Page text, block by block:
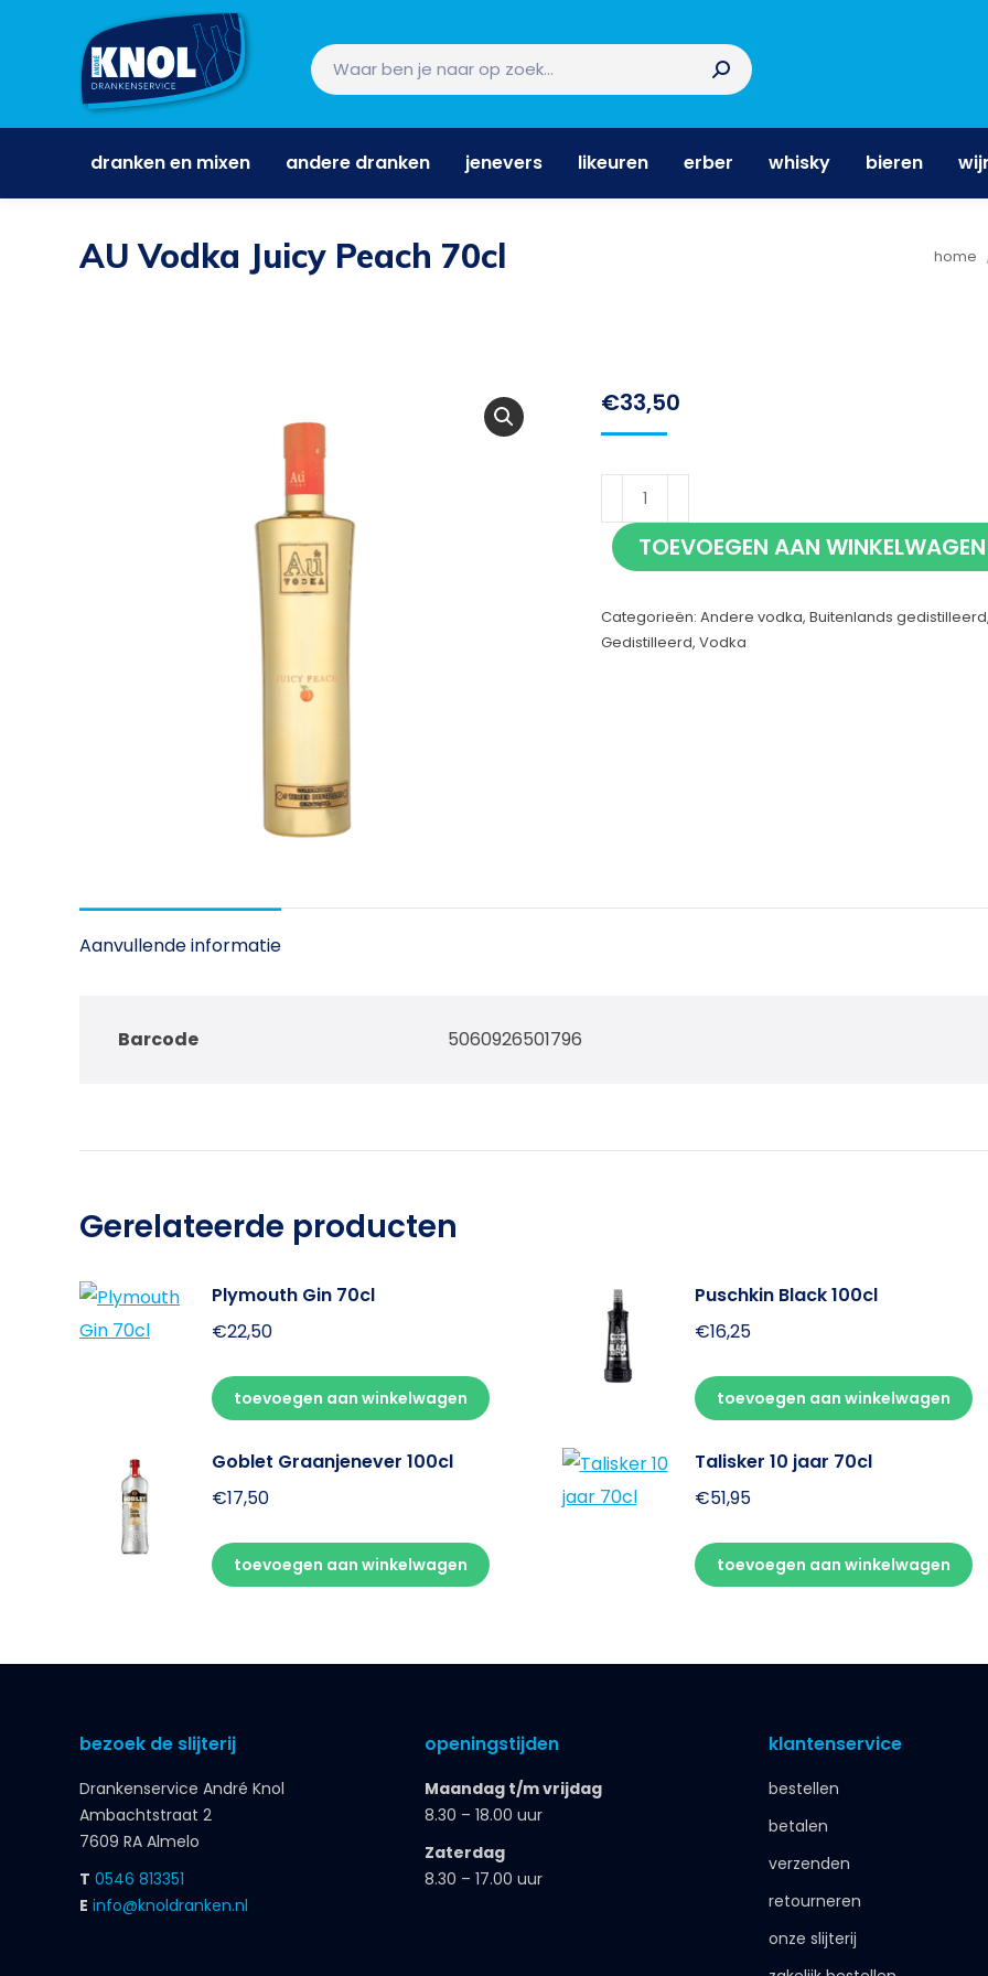
dranken en mixen andere dranken jenevers likeuren erber whisky bieren
AU Vodka Juicy Peach 70cl Je
home
€33,50
Vodka
Juicy
70cl
aantal
TOEVOEGEN AAN WINKELWAGEN
Categorieën: Andere vodka, Buitenlands gedistilleerd
Gedistilleerd, Vodka
Aanvullende informatie
Barcode 5060926501796
Gerelateerde producten
Plymouth Gin 70cl
€22,50
toevoegen aan winkelwagen
Puschkin Black 100cl
€16,25
toevoegen aan winkelwagen
Goblet Graanjenever 100cl
€17,50
toevoegen aan winkelwagen
Talisker 10 jaar 70cl
€51,95
toevoegen aan winkelwagen
bezoek de slijterij
Drankenservice André Knol
Ambachtstraat 2
7609 RA Almelo
T 0546 813351
E info@knoldranken.nl
openingstijden
Maandag t/m vrijdag
8.30 – 18.00 uur
Zaterdag
8.30 – 17.00 uur
klantenservice
bestellen
betalen
verzenden
retourneren
onze slijterij
dranken en mixen